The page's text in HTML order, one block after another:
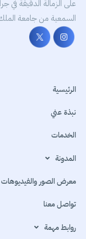
على الزمالة الدقيقة في
السمعية من جامعة الملك
الرئيسية
نبذة عني
الخدمات
المدونة
معرض الصور والفيديوهات
تواصل معنا
روابط مهمة